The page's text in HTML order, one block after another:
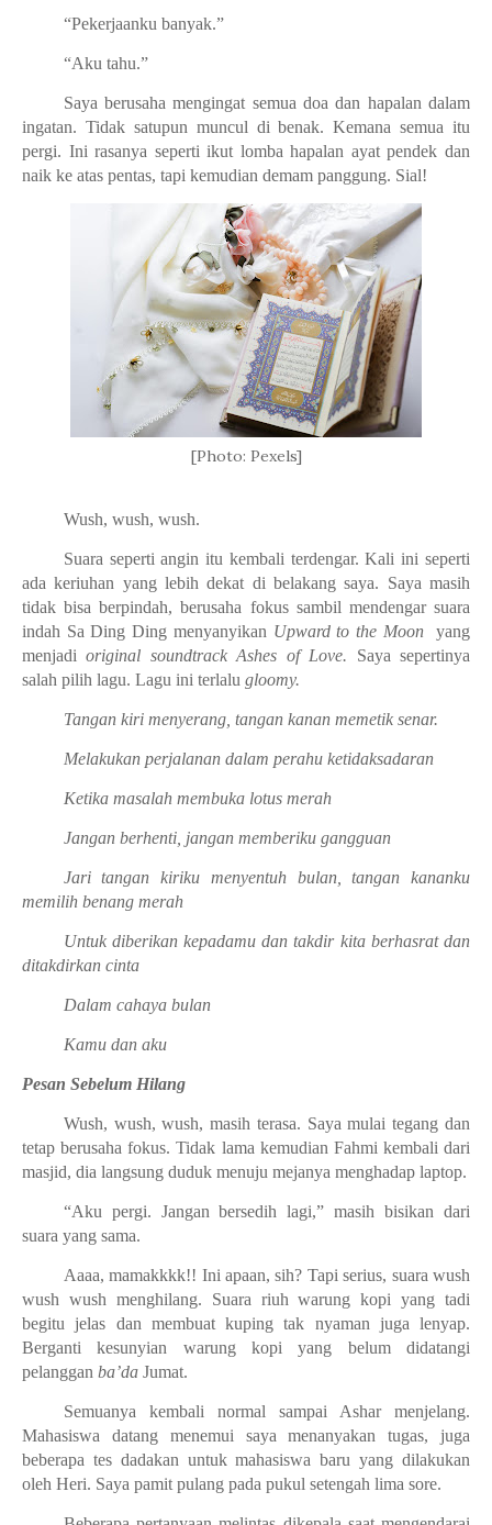
“Pekerjaanku banyak.”
“Aku tahu.”
Saya berusaha mengingat semua doa dan hapalan dalam
ingatan. Tidak satupun muncul di benak. Kemana semua itu
pergi. Ini rasanya seperti ikut lomba hapalan ayat pendek dan
naik ke atas pentas, tapi kemudian demam panggung. Sial!
[Photo: Pexels]
Wush, wush, wush.
Suara seperti angin itu kembali terdengar. Kali ini seperti
ada keriuhan yang lebih dekat di belakang saya. Saya masih
tidak bisa berpindah, berusaha fokus sambil mendengar suara
indah Sa Ding Ding menyanyikan Upward to the Moon
yang
menjadioriginal soundtrack Ashes of Love. Saya sepertinya
salah pilih lagu. Lagu ini terlalu gloomy.
Tangan kiri menyerang, tangan kanan memetik senar.
Melakukan perjalanan dalam perahu ketidaksadaran
Ketika masalah membuka lotus merah
Jangan berhenti, jangan memberiku gangguan
Jari tangan kiriku menyentuh bulan, tangan kananku
memilih benang merah
Untuk diberikan kepadamu dan takdir kita berhasrat dan
ditakdirkan cinta
Dalam cahaya bulan
Kamu dan aku
Pesan Sebelum Hilang
Wush, wush, wush, masih terasa. Saya mulai tegang dan
tetap berusaha fokus. Tidak lama kemudian Fahmi kembali dari
masjid, dia langsung duduk menuju mejanya menghadap laptop.
“Aku pergi. Jangan bersedih lagi,” masih bisikan dari
suara yang sama.
Aaaa, mamakkkk!! Ini apaan, sih? Tapi serius, suara wush
wush wush menghilang. Suara riuh warung kopi yang tadi
begitu jelas dan membuat kuping tak nyaman juga lenyap.
Berganti kesunyian warung kopi yang belum didatangi
pelanggan ba’da Jumat.
Semuanya kembali normal sampai Ashar menjelang.
Mahasiswa datang menemui saya menanyakan tugas, juga
beberapa tes dadakan untuk mahasiswa baru yang dilakukan
oleh Heri. Saya pamit pulang pada pukul setengah lima sore.